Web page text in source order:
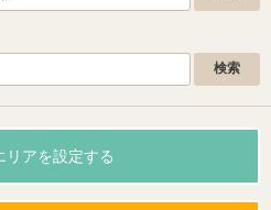
リアを設定する